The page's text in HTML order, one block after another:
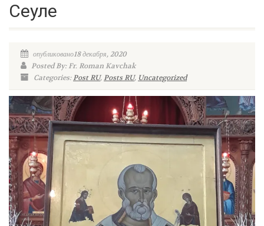
Сеуле
опубликовано18 декабря, 2020
Posted By: Fr. Roman Kavchak
Categories:Post RU,Posts RU, Uncategorized